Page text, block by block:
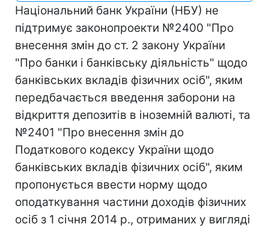
Національний банк України (НБУ) не
підтримує законопроекти №2400 "Про
внесення змін до ст. 2 закону України
"Про банки і банківську діяльність" щодо
банківських вкладів фізичних осіб", яким
передбачається введення заборони на
відкриття депозитів в іноземній валюті, та
№2401 "Про внесення змін до
Податкового кодексу України щодо
банківських вкладів фізичних осіб", яким
пропонується ввести норму щодо
оподаткування частини доходів фізичних
осіб з 1 січня 2014 р., отриманих у вигляді